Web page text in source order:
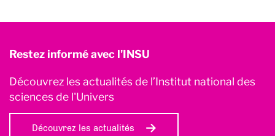
Restez informé avec l'INSU
Découvrez les actualités de l’Institut national des
sciences de l'Univers
Découvrez les actualités